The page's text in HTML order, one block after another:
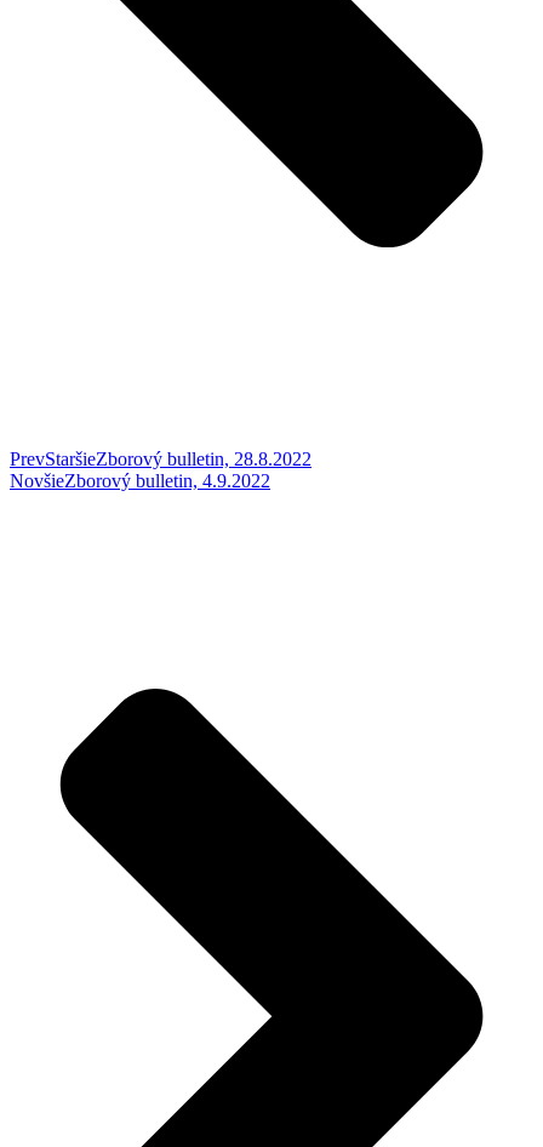
PrevStaršieZborový bulletin, 28.8.2022
NovšieZborový bulletin, 4.9.2022